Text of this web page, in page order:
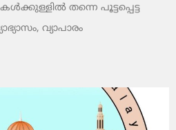
തന്നെ പൂട്ടപ്പെട്ട
വ്യാപാരം